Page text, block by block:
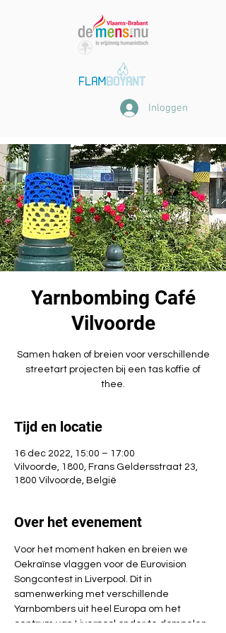
Inloggen
Yarnbombing Café
Vilvoorde
Samen haken of breien voor verschillende
streetart projecten bij een tas koffie of
thee.
Tijd en locatie
16 dec 2022, 15:00 – 17:00
Vilvoorde, 1800, Frans Geldersstraat 23,
1800 Vilvoorde, België
Over het evenement
Voor het moment haken en breien we
Oekraïnse vlaggen voor de Eurovision
Songcontest in Liverpool. Dit in
samenwerking met verschillende
Yarnbombers uit heel Europa om het
centrum van Liverpool onder te dompelen